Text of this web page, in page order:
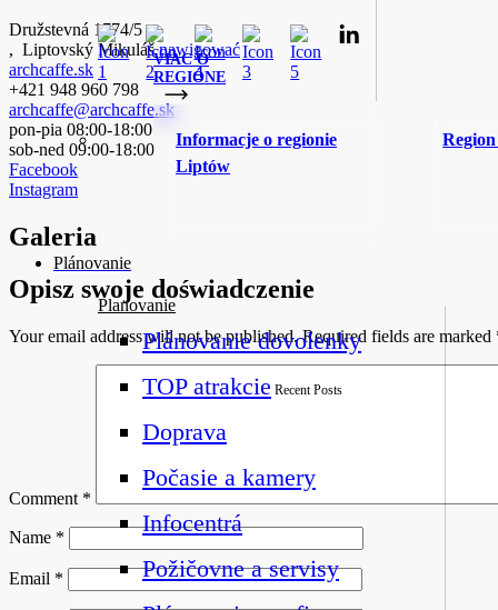
Informacje o regionie
Liptów
VIAC O
REGIÓNE
Plánovanie
Planovanie
Plánovanie dovolenky
TOP atrakcie Recent Posts
Doprava
Počasie a kamery
Infocentrá
Požičovne a servisy
Družstevná 1774/5
, Liptovský Mikulášnawigować
archcaffe.sk
+421 948 960 798
archcaffe@archcaffe.sk
pon-pia 08:00-18:00
sob-ned 09:00-18:00
Facebook
Instagram
Galeria
Opisz swoje doświadczenie
Your email address will not be published. Required fields are marked
Comment *
Name *
Email *